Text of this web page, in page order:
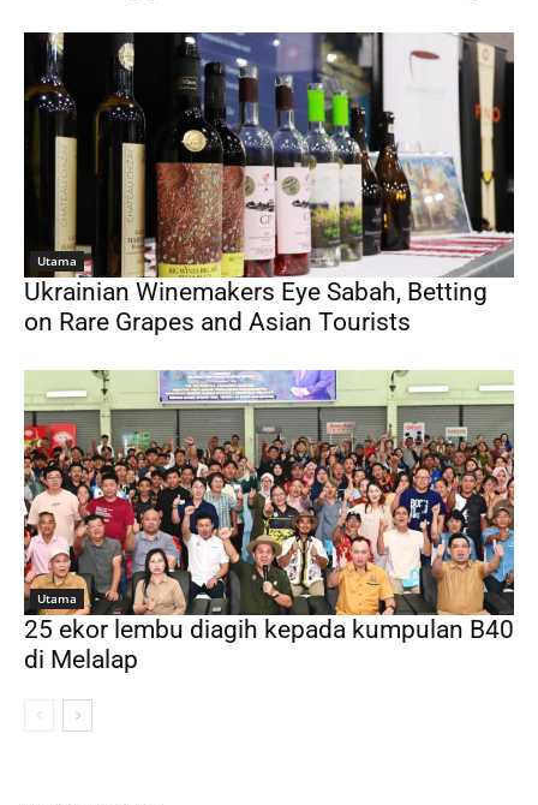
Utama
Ukrainian Winemakers Eye Sabah, Betting
on Rare Grapes and Asian Tourists
Utama
25 ekor lembu diagih kepada kumpulan B40
di Melalap